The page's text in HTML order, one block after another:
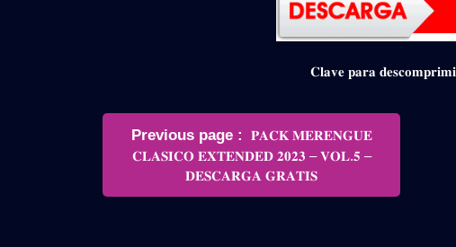
𝐂𝐥𝐚𝐯𝐞 𝐩𝐚𝐫𝐚
Navegación
de
entradas
Previous page
Older
Posts
𝐏𝐀𝐂𝐊 𝐌𝐄𝐑𝐄𝐍𝐆𝐔𝐄
𝐂𝐋𝐀𝐒𝐈𝐂𝐎 𝐄𝐗𝐓𝐄𝐍𝐃𝐄𝐃 𝟐𝟎𝟐𝟑 – 𝐕𝐎𝐋.𝟓 –
𝐃𝐄𝐒𝐂𝐀𝐑𝐆𝐀 𝐆𝐑𝐀𝐓𝐈𝐒